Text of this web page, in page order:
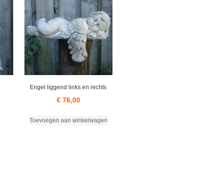
Engel liggend links en rechts
€76,00
Toevoegen aan winkelwagen